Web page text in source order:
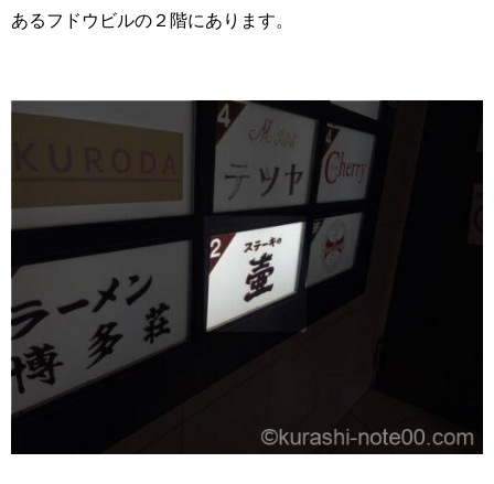
あるフドウビルの２階にあります。